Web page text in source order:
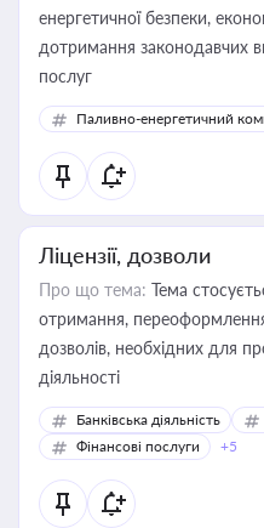
енергетичної безпеки,
дотримання законодавчих
послуг
Паливно-енергетичний
Ліцензії, дозволи
Про що тема: Тема
отримання,
дозволів, необхідних для
діяльності
Банківська діяльність
Фінансові послуги
+5